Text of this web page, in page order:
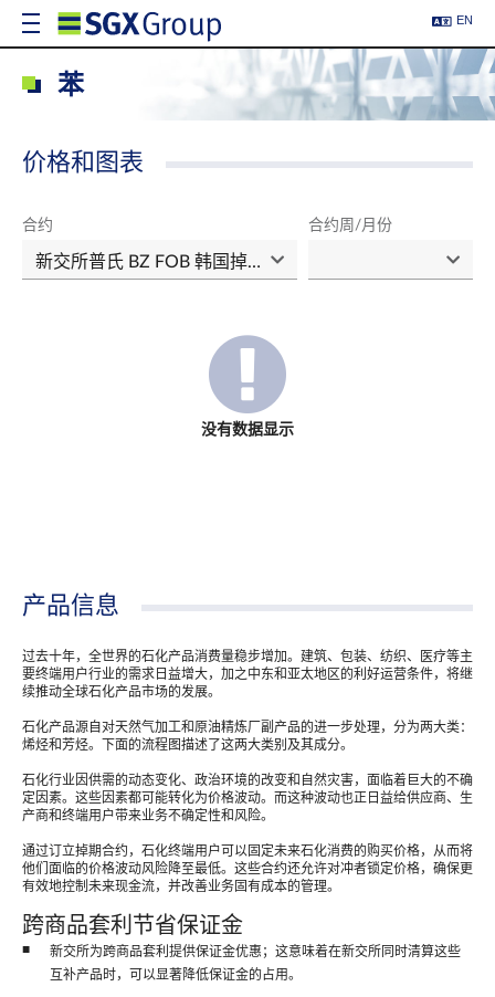
EN
苯
价格和图表
合约 合约周/月份
没有数据显示
产品信息
过去十年，全世界的石化产品消费量稳步增加。建筑、包装、纺织、医疗等主
要终端用户行业的需求日益增大，加之中东和亚太地区的利好运营条件，将继
续推动全球石化产品市场的发展。
石化产品源自对天然气加工和原油精炼厂副产品的进一步处理，分为两大类：
烯烃和芳烃。下面的流程图描述了这两大类别及其成分。
石化行业因供需的动态变化、政治环境的改变和自然灾害，面临着巨大的不确
定因素。这些因素都可能转化为价格波动。而这种波动也正日益给供应商、生
产商和终端用户带来业务不确定性和风险。
通过订立掉期合约，石化终端用户可以固定未来石化消费的购买价格，从而将
他们面临的价格波动风险降至最低。这些合约还允许对冲者锁定价格，确保更
有效地控制未来现金流，并改善业务固有成本的管理。
跨商品套利节省保证金
新交所为跨商品套利提供保证金优惠；这意味着在新交所同时清算这些
互补产品时，可以显著降低保证金的占用。